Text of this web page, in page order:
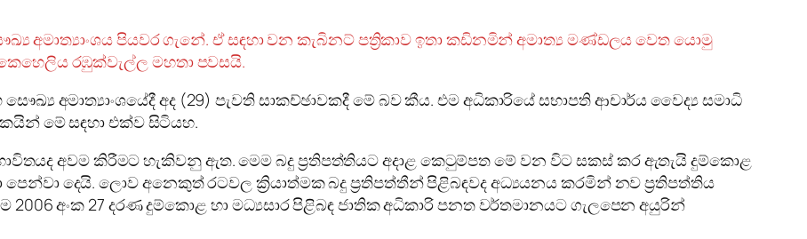
අමාත්‍යාංශය පියවර ගැනේ. ඒ සඳහා වන කැබිනට් පත්‍රිකාව ඉතා කඩිනමින් අමාත්‍ය මණ්ඩලය වෙත යොමු
රඹුක්වැල්ල මහතා පවසයි.
අමාත්‍යාංශයේදී අද (29) පැවති සාකච්ඡාවකදී මේ බව කීය. එම අධිකාරියේ සභාපති ආචාර්ය වෛද්‍ය සමාධි
මේ සඳහා එක්ව සිටියහ.
අවම කිරීමට හැකිවනු ඇත. මෙම බදු ප්‍රතිපත්තියට අදාළ කෙටුම්පත මේ වන විට සකස් කර ඇතැයි දුම්කොළ
පෙන්වා දෙයි. ලොව අනෙකුත් රටවල ක්‍රියාත්මක බදු ප්‍රතිපත්තීන් පිළිබඳවද අධ්‍යයනය කරමින් නව ප්‍රතිපත්තිය
අංක 27 දරණ දුම්කොළ හා මධ්‍යසාර පිළිබඳ ජාතික අධිකාරි පනත වර්තමානයට ගැලපෙන අයුරින්